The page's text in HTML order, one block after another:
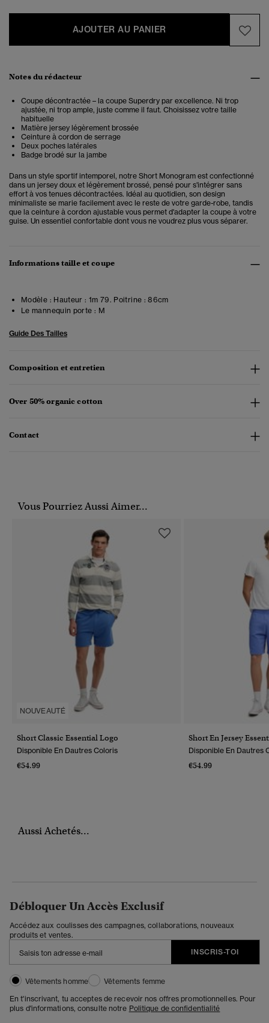
AJOUTER AU PANIER
Notes du rédacteur
Coupe décontractée – la coupe Superdry par excellence. Ni trop
ajustée, ni trop ample, juste comme il faut. Choisissez votre taille
habituelle
Matière jersey légèrement brossée
Ceinture à cordon de serrage
Deux poches latérales
Badge brodé sur la jambe
Dans un style sportif intemporel, notre Short Monogram est confectionné
dans un jersey doux et légèrement brossé, pensé pour s'intégrer sans
effort à vos tenues décontractées. Idéal au quotidien, son design
minimaliste se marie facilement avec le reste de votre garde-robe, tandis
que la ceinture à cordon ajustable vous permet d'adapter la coupe à votre
guise. Un essentiel confortable dont vous ne voudrez plus vous séparer.
Informations taille et coupe
Modèle : Hauteur : 1m 79. Poitrine : 86cm
Le mannequin porte : M
Guide Des Tailles
Composition et entretien
Over 50% organic cotton
Contact
Vous Pourriez Aussi Aimer...
NOUVEAUTÉ
Short Classic Essential Logo
Disponible En Dautres Coloris
€54.99
Short En Jersey
Disponible En Dautres
€54.99
Aussi Achetés...
Débloquer Un Accès Exclusif
Accédez aux coulisses des campagnes, collaborations, nouveaux
produits et ventes.
INSCRIS-TOI
Vêtements homme
Vêtements femme
En t'inscrivant, tu acceptes de recevoir nos offres promotionnelles. Pour
plus d'informations, consulte notre Politique de confidentialité